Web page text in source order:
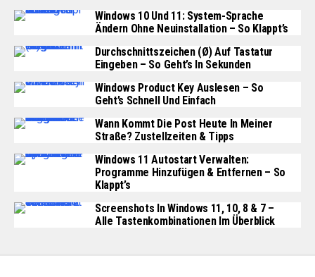
Windows 10 Und 11: System-Sprache
Ändern Ohne Neuinstallation – So Klappt’s
Durchschnittszeichen (Ø) Auf Tastatur
Eingeben – So Geht’s In Sekunden
Windows Product Key Auslesen – So
Geht’s Schnell Und Einfach
Wann Kommt Die Post Heute In Meiner
Straße? Zustellzeiten & Tipps
Windows 11 Autostart Verwalten:
Programme Hinzufügen & Entfernen – So
Klappt’s
Screenshots In Windows 11, 10, 8 & 7 –
Alle Tastenkombinationen Im Überblick